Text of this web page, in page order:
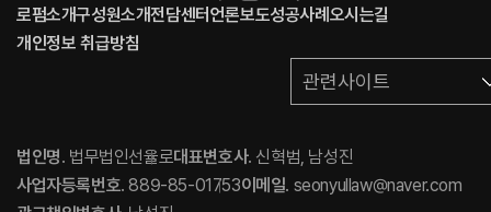
로펌소개구성원소개전담센터언론보도성공사례 오시는길
개인정보 취급방침
관련사이트
법인명. 법무법인선율로대표변호사. 신혁범, 남성진
사업자등록번호. 889-85-01753이메일. seonyullaw@naver.com